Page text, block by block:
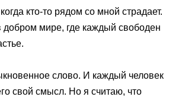
кто-то рядом со мной страдает.
мире, где каждый свободен
слово. И каждый человек
свой смысл. Но я считаю, что